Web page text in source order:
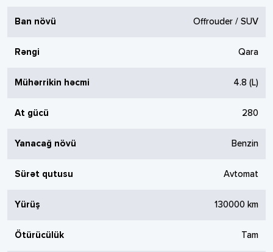
Ban növü Offrouder / SUV
Rəngi Qara
Mühərrikin həcmi 4.8 (L)
At gücü 280
Yanacağ növü Benzin
Sürət qutusu Avtomat
Yürüş 130000 km
Ötürücülük Tam